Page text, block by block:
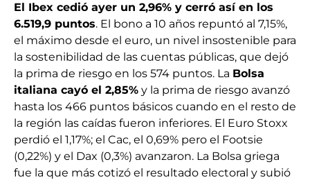
El Ibex cedió ayer un 2,96% y cerró así en los
6.519,9 puntos. El bono a 10 años repuntó al 7,15%,
el máximo desde el euro, un nivel insostenible para
la sostenibilidad de las cuentas públicas, que dejó
la prima de riesgo en los 574 puntos. La Bolsa
italiana cayó el 2,85% y la prima de riesgo avanzó
hasta los 466 puntos básicos cuando en el resto de
la región las caídas fueron inferiores. El Euro Stoxx
perdió el 1,17%; el Cac, el 0,69% pero el Footsie
(0,22%) y el Dax (0,3%) avanzaron. La Bolsa griega
fue la que más cotizó el resultado electoral y subió